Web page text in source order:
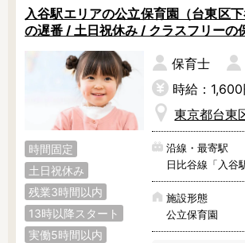
入谷駅エリアの公立保育園（台東区
の遅番 / 土日祝休み / クラスフリーの
時間固定
土日祝休み
残業3時間以内
13時以降スタート
実働5時間以内
保育士
時給：1,600
東京都台東
沿線・最寄駅
日比谷線「入
施設形態
公立保育園
オープニング求人
マイカー
小規模保育園
社会福祉
株式会社
単発保育
く！
月収見込み
〜
フリーワード検索